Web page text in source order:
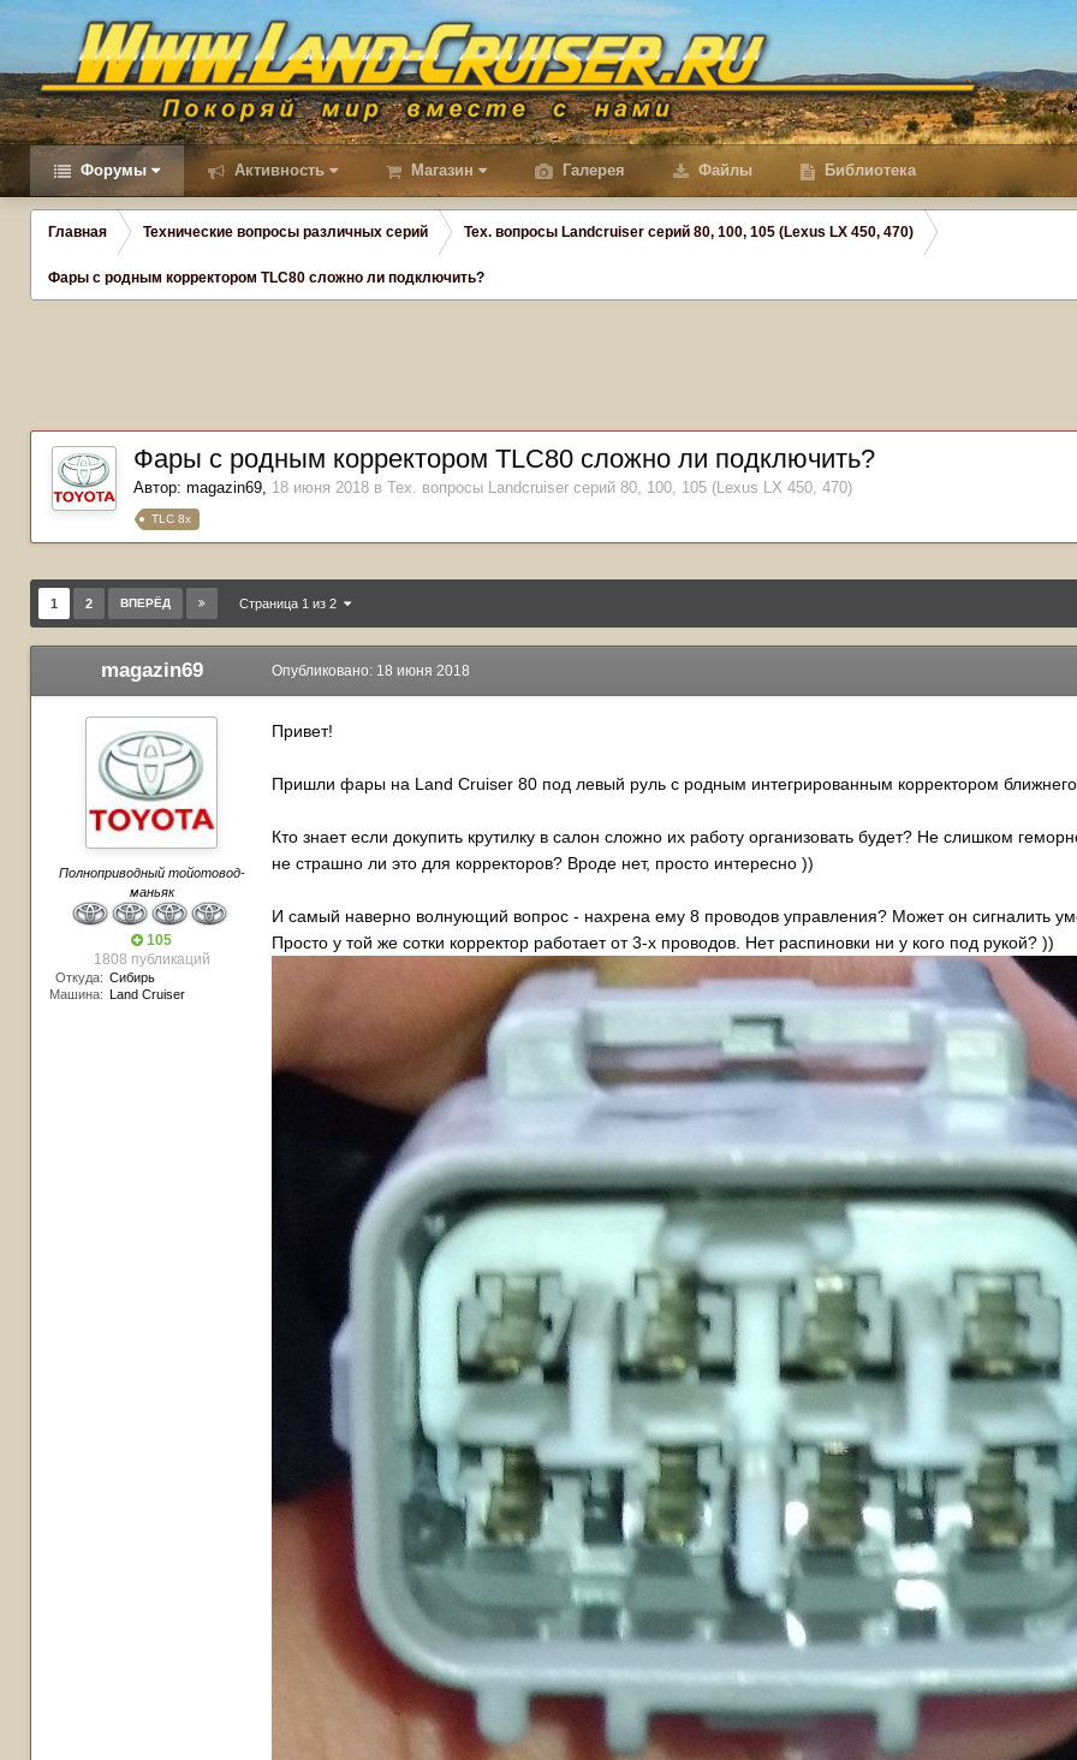
Форумы Активность Магазин Галерея Файлы Библиотека
Главная Технические вопросы различных серий Тех. вопросы Landcruiser серий 80, 100, 105 (Lexus LX 450, 470)
Фары с родным корректором TLC80 сложно ли подключить?
Фары с родным корректором TLC80 сложно ли подключить?
Автор: magazin69, 18 июня 2018 в Тех. вопросы Landcruiser серий 80, 100, 105 (Lexus LX 450, 470)
TLC 8x
1 2 ВПЕРЁД Страница 1 из 2
magazin69
Полноприводный тойотовод-
маньяк
105
1808 публикаций
Откуда: Сибирь
Машина: Land Cruiser
Опубликовано: 18 июня 2018
Привет!
Пришли фары на Land Cruiser 80 под левый руль с родным интегрированным корректором
Кто знает если докупить крутилку в салон сложно их работу организовать будет? Не слишком
не страшно ли это для корректоров? Вроде нет, просто интересно ))
И самый наверно волнующий вопрос - нахрена ему 8 проводов управления? Может он сигналить
Просто у той же сотки корректор работает от 3-х проводов. Нет распиновки ни у кого под рукой? ))